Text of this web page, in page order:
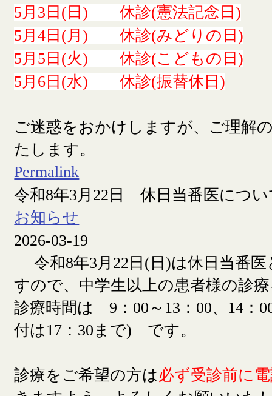
5月3日(日) 休診(憲法記念日)
5月4日(月) 休診(みどりの日)
5月5日(火) 休診(こどもの日)
5月6日(水) 休診(振替休日)
ご迷惑をおかけしますが、ご理解
たします。
Permalink
令和8年3月22日 休日当番医につい
お知らせ
2026-03-19
令和8年3月22日(日)は休日当番
すので、中学生以上の患者様の診
診療時間は 9：00～13：00、14：
付は17：30まで) です。
診療をご希望の方は必ず受診前に